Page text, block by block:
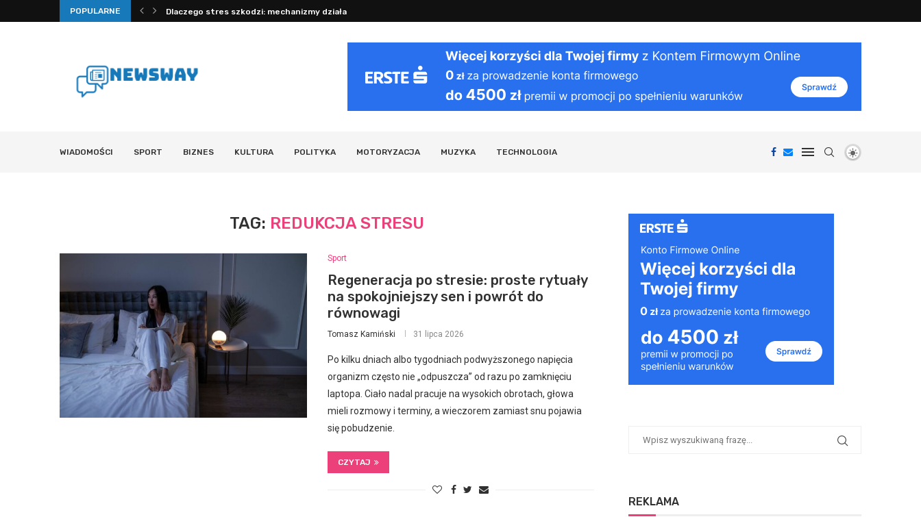
POPULARNE
Jak działa VPN: bezpieczeństwo i prywatność w sieci...
WIADOMOŚCI SPORT BIZNES KULTURA POLITYKA MOTORYZACJA MUZYKA TECHNOLOGIA
TAG: REDUKCJA STRESU
Sport
Regeneracja po stresie: proste rytuały
na spokojniejszy sen i powrót do
równowagi
Tomasz Kamiński 31 lipca 2026
Po kilku dniach albo tygodniach podwyższonego napięcia
organizm często nie „odpuszcza” od razu po zamknięciu
laptopa. Ciało nadal pracuje na wysokich obrotach, głowa
mieli rozmowy i terminy, a wieczorem zamiast snu pojawia
się pobudzenie.
CZYTAJ
REKLAMA